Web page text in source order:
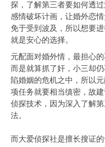
探，了解第三者要如何透
感情破坏计画，让婚外恋
免于受到波及，所以想要
就是安心的选择。
元配面对婚外情，最担心
而是就算抓了奸，小三却
陷婚姻的危机之中，所以
项任务就要相当缜密，故
侦探技术，因为深入了解
法。
而大爱侦探社是擅长搜证